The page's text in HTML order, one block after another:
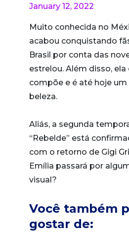
January 12, 2022
Muito conhecida no
acabou conquistando
Brasil por conta das
estrelou. Além disso, ela
compõe e é até hoje um
beleza.
Aliás, a segunda
“Rebelde” está
com o retorno de Gigi
Emília passará por
visual?
Você também
gostar de: